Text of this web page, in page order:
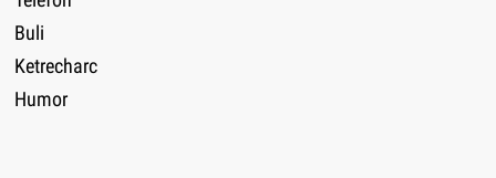
Buli
Ketrecharc
Humor